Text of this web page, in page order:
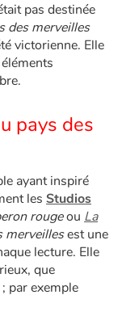
pas destinée
des merveilles
victorienne. Elle
pays des
ayant inspiré
les Studios
rougeou La
merveillesest une
lecture. Elle
que
par exemple